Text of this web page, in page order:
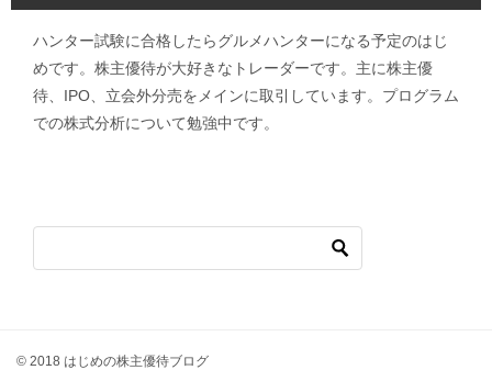
ハンター試験に合格したらグルメハンターになる予定のはじ
めです。株主優待が大好きなトレーダーです。主に株主優
待、IPO、立会外分売をメインに取引しています。プログラム
での株式分析について勉強中です。
© 2018 はじめの株主優待ブログ